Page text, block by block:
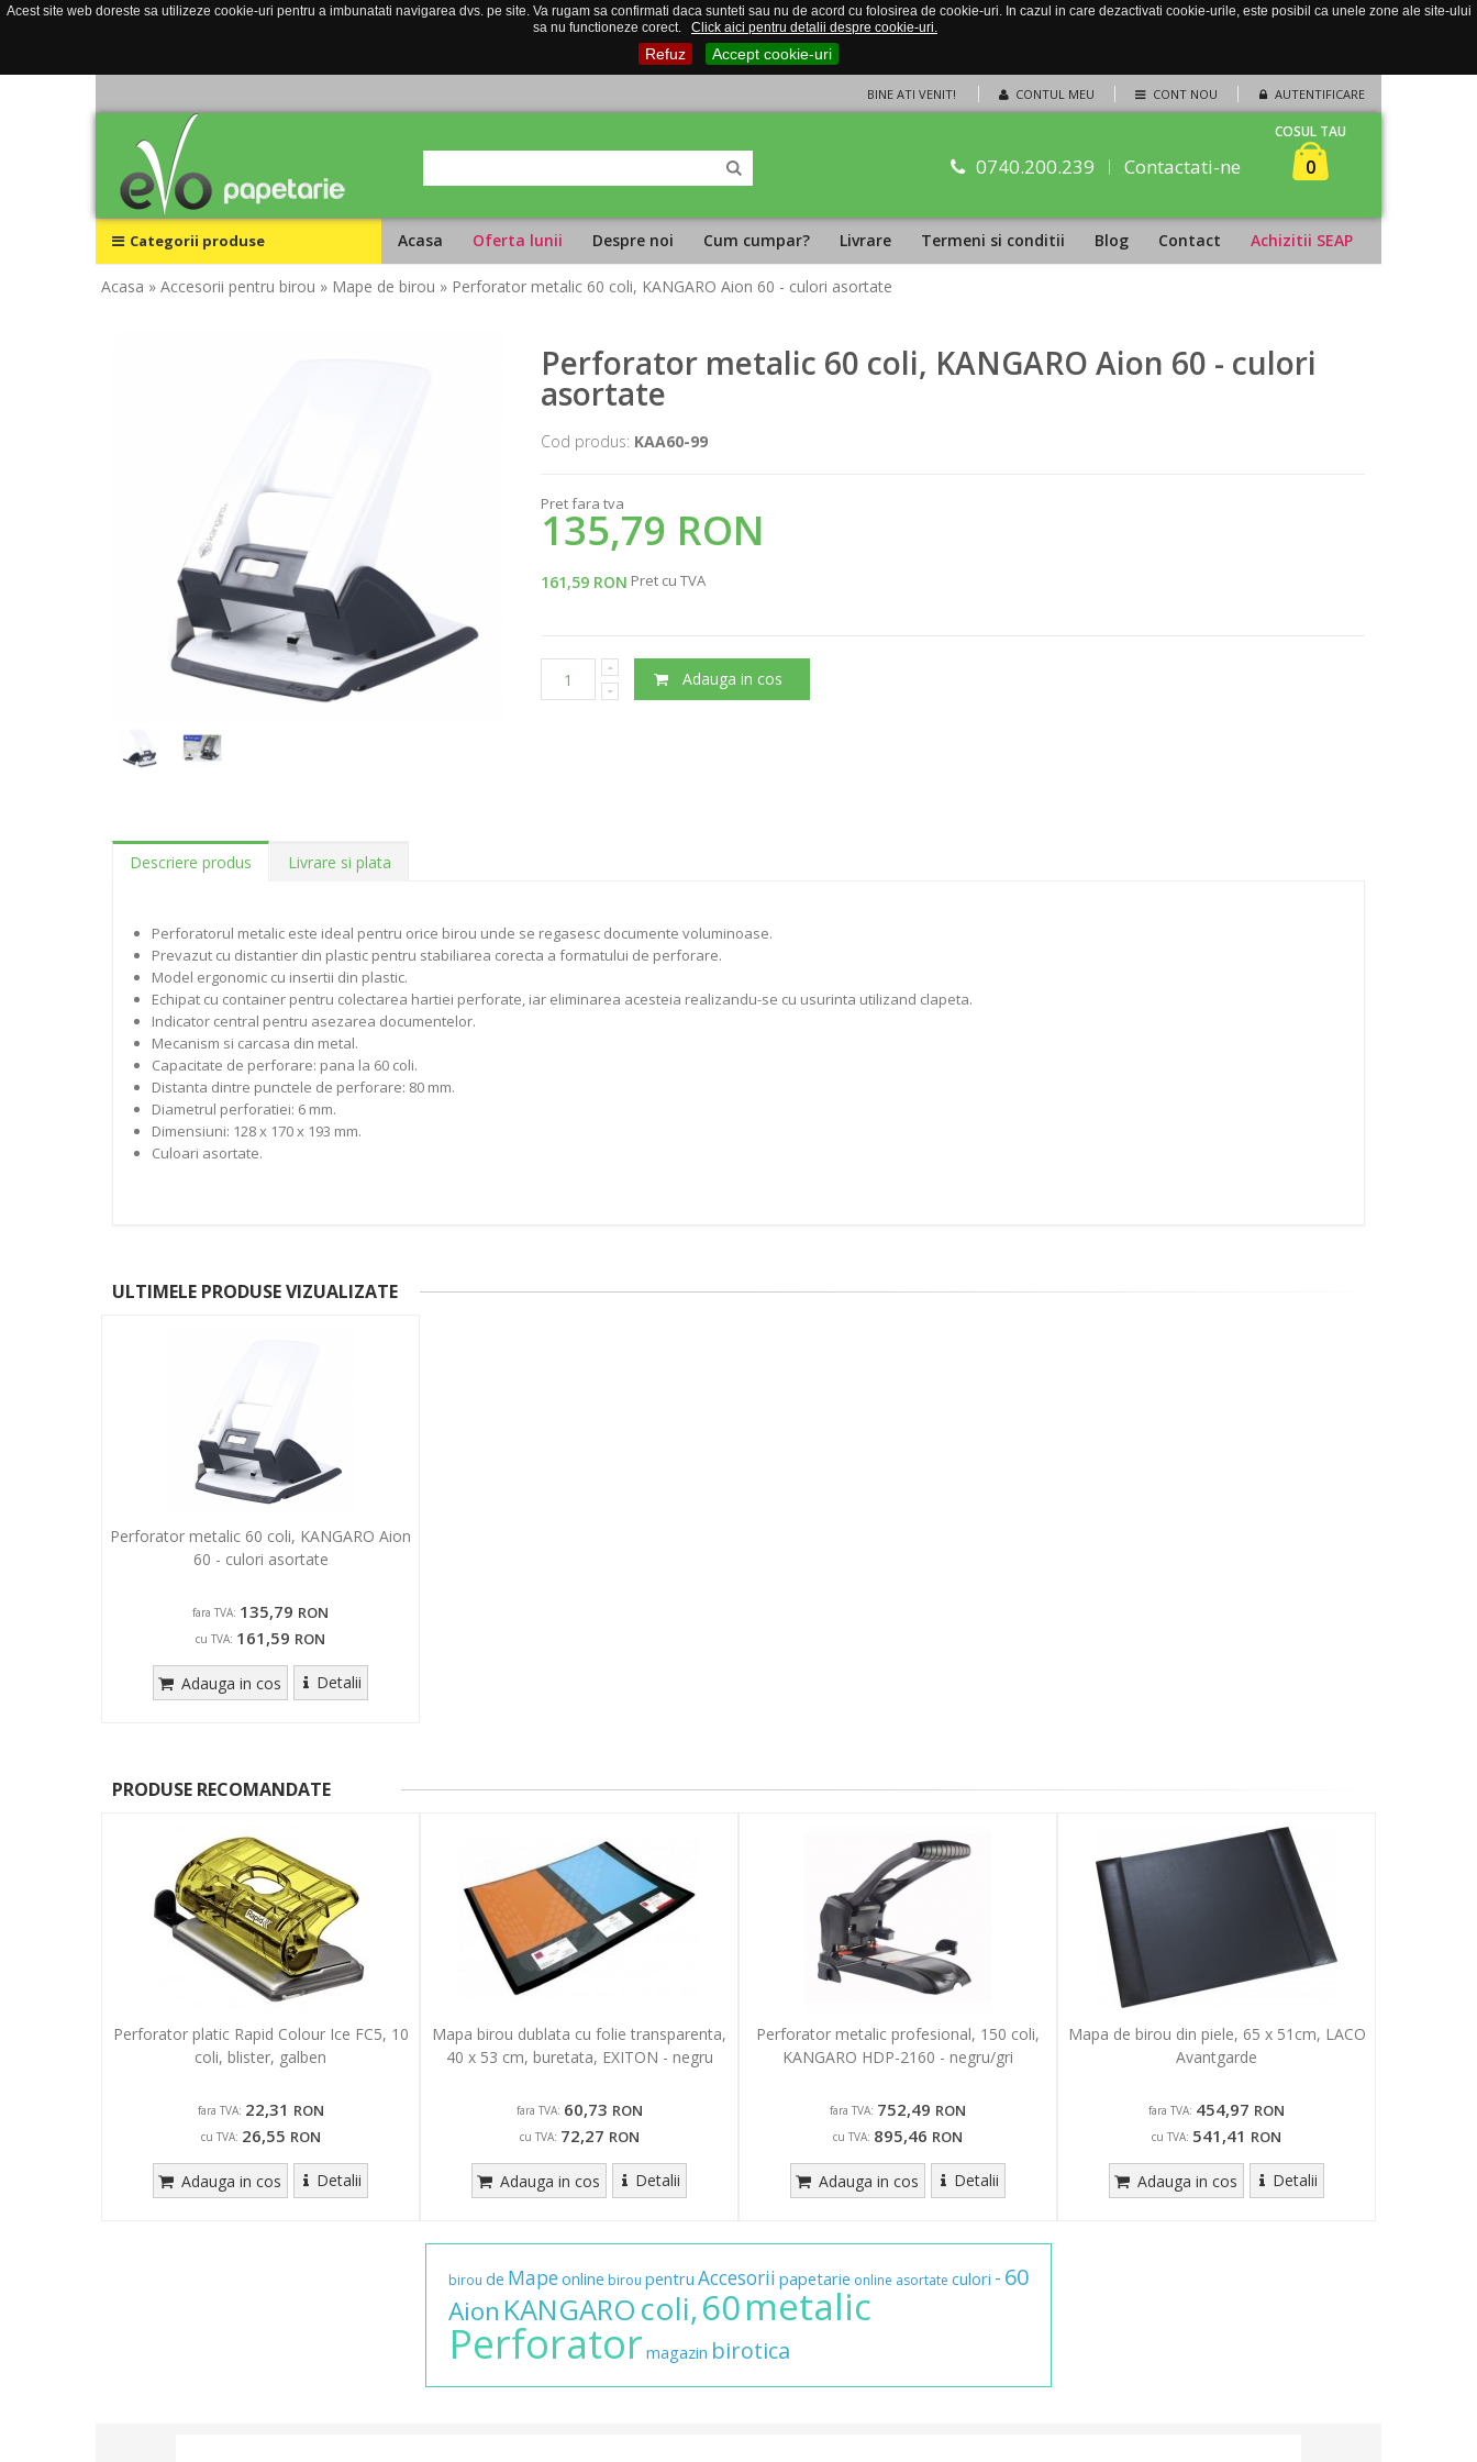
Acest site web doreste sa utilizeze cookie-uri pentru a imbunatati navigarea dvs. pe site. Va rugam sa confirmati daca sunteti sau nu de acord cu folosirea de cookie-uri. In cazul in care dezactivati cookie-urile, este posibil ca unele zone ale site-ului
sa nu functioneze corect.
Click aici pentru detalii despre cookie-uri.
Refuz Accept cookie-uri
CONTUL MEU CONT NOU AUTENTIFICARE
BINE ATI VENIT!
0740.200.239 Contactati-ne
COSUL TAU
0
Categorii produse Acasa Oferta lunii Despre noi Cum cumpar? Livrare Termeni si conditii Blog Contact Achizitii SEAP
Acasa » Accesorii pentru birou » Mape de birou » Perforator metalic 60 coli, KANGARO Aion 60 - culori asortate
Perforator metalic 60 coli, KANGARO Aion 60 - culori
asortate
Cod produs: KAA60-99
Pret fara tva
135,79 RON
161,59 RON Pret cu TVA
Adauga in cos
Descriere produs Livrare si plata
Perforatorul metalic este ideal pentru orice birou unde se regasesc documente voluminoase.
Prevazut cu distantier din plastic pentru stabiliarea corecta a formatului de perforare.
Model ergonomic cu insertii din plastic.
Echipat cu container pentru colectarea hartiei perforate, iar eliminarea acesteia realizandu-se cu usurinta utilizand clapeta.
Indicator central pentru asezarea documentelor.
Mecanism si carcasa din metal.
Capacitate de perforare: pana la 60 coli.
Distanta dintre punctele de perforare: 80 mm.
Diametrul perforatiei: 6 mm.
Dimensiuni: 128 x 170 x 193 mm.
Culoari asortate.
ULTIMELE PRODUSE VIZUALIZATE
Perforator metalic 60 coli, KANGARO Aion
60 - culori asortate
fara TVA: 135,79 RON
cu TVA: 161,59 RON
Adauga in cos Detalii
PRODUSE RECOMANDATE
Perforator platic Rapid Colour Ice FC5, 10
coli, blister, galben
fara TVA: 22,31 RON
cu TVA: 26,55 RON
Adauga in cos Detalii
Mapa birou dublata cu folie transparenta,
40 x 53 cm, buretata, EXITON - negru
fara TVA: 60,73 RON
cu TVA: 72,27 RON
Adauga in cos Detalii
Perforator metalic profesional, 150 coli,
KANGARO HDP-2160 - negru/gri
fara TVA: 752,49 RON
cu TVA: 895,46 RON
Adauga in cos Detalii
Mapa de birou din piele, 65 x 51cm, LACO
Avantgarde
fara TVA: 454,97 RON
cu TVA: 541,41 RON
Adauga in cos Detalii
birou de Mapeonline birou pentru Accesorii papetarie online asortate culori - 60
Aion KANGARO coli,60metalic
Perforator magazin birotica